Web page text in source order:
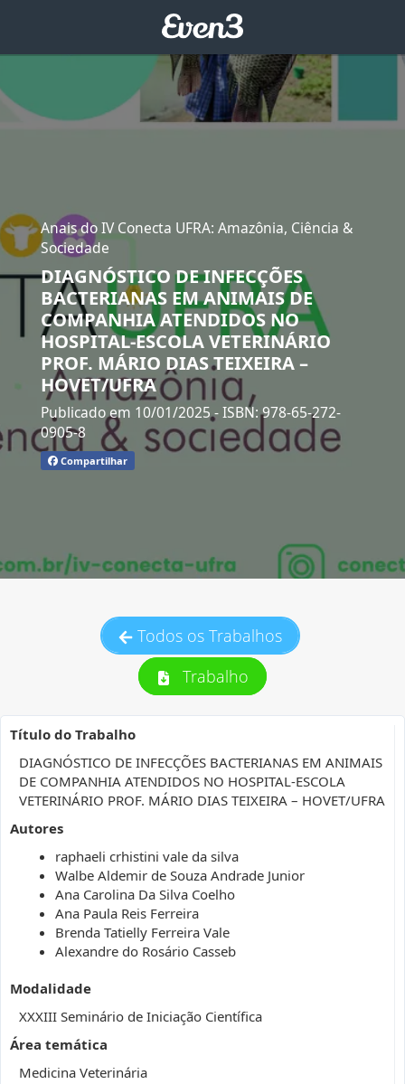
Anais do IV Conecta UFRA: Amazônia, Ciência &
Sociedade
DIAGNÓSTICO DE INFECÇÕES
BACTERIANAS EM ANIMAIS DE
COMPANHIA ATENDIDOS NO
HOSPITAL-ESCOLA VETERINÁRIO
PROF. MÁRIO DIAS TEIXEIRA –
HOVET/UFRA
Publicado em 10/01/2025- ISBN: 978-65-272-
0905-8
Compartilhar
Todos os Trabalhos
Trabalho
Título do Trabalho
DIAGNÓSTICO DE INFECÇÕES BACTERIANAS EM ANIMAIS
DE COMPANHIA ATENDIDOS NO HOSPITAL-ESCOLA
VETERINÁRIO PROF. MÁRIO DIAS TEIXEIRA – HOVET/UFRA
Autores
raphaeli crhistini vale da silva
Walbe Aldemir de Souza Andrade Junior
Ana Carolina Da Silva Coelho
Ana Paula Reis Ferreira
Brenda Tatielly Ferreira Vale
Alexandre do Rosário Casseb
Modalidade
XXXIII Seminário de Iniciação Científica
Área temática
Medicina Veterinária